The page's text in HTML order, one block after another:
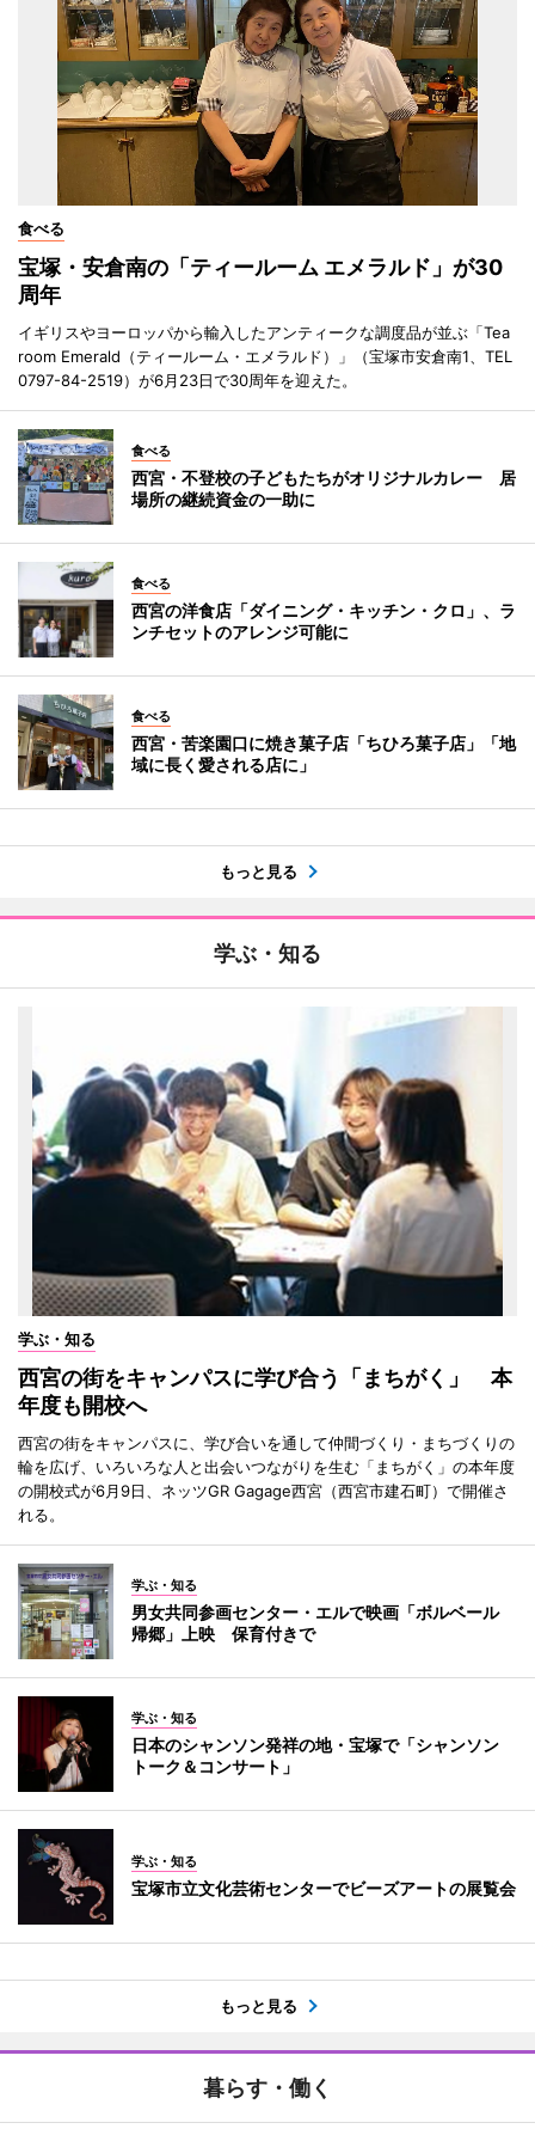
食べる
宝塚・安倉南の「ティールーム エメラルド」が30
周年
イギリスやヨーロッパから輸入したアンティークな調度品が並ぶ「Tea
room Emerald（ティールーム・エメラルド）」（宝塚市安倉南1、TEL
0797-84-2519）が6月23日で30周年を迎えた。
食べる
西宮・不登校の子どもたちがオリジナルカレー 居
場所の継続資金の一助に
食べる
西宮の洋食店「ダイニング・キッチン・クロ」、ラ
ンチセットのアレンジ可能に
食べる
西宮・苦楽園口に焼き菓子店「ちひろ菓子店」「地
域に長く愛される店に」
もっと見る
学ぶ・知る
学ぶ・知る
西宮の街をキャンパスに学び合う「まちがく」 本
年度も開校へ
西宮の街をキャンパスに、学び合いを通して仲間づくり・まちづくりの
輪を広げ、いろいろな人と出会いつながりを生む「まちがく」の本年度
の開校式が6月9日、ネッツGR Gagage西宮（西宮市建石町）で開催さ
れる。
学ぶ・知る
男女共同参画センター・エルで映画「ボルベール
帰郷」上映 保育付きで
学ぶ・知る
日本のシャンソン発祥の地・宝塚で「シャンソン
トーク＆コンサート」
学ぶ・知る
宝塚市立文化芸術センターでビーズアートの展覧会
もっと見る
暮らす・働く